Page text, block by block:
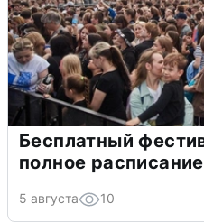
Бесплатный
полное
5 августа 10